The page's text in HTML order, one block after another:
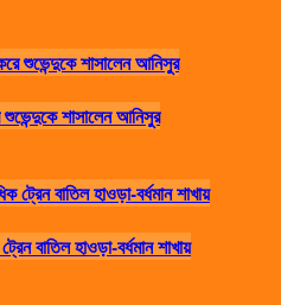
শাসালেন আনিসুর
বাতিল হাওড়া-বর্ধমান শাখায়